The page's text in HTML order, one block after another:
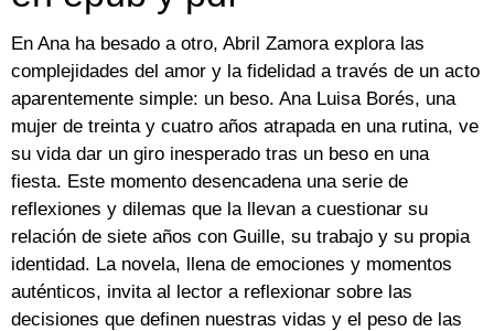
En Ana ha besado a otro, Abril Zamora explora las
complejidades del amor y la fidelidad a través de un acto
aparentemente simple: un beso. Ana Luisa Borés, una
mujer de treinta y cuatro años atrapada en una rutina, ve
su vida dar un giro inesperado tras un beso en una
fiesta. Este momento desencadena una serie de
reflexiones y dilemas que la llevan a cuestionar su
relación de siete años con Guille, su trabajo y su propia
identidad. La novela, llena de emociones y momentos
auténticos, invita al lector a reflexionar sobre las
decisiones que definen nuestras vidas y el peso de las